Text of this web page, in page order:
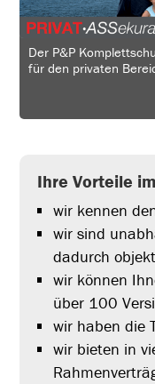
Der P&P
für den privaten
Ihre Vorteile
wir kennen
wir sind
dadurch
wir können
über 100
wir haben die
wir bieten in